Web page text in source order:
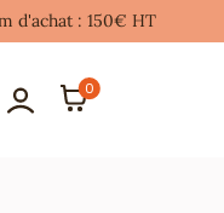
d'achat : 150€ HT
0